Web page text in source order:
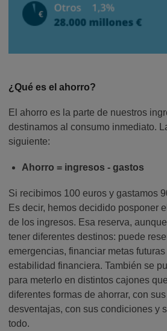
¿Qué es el ahorro?
El ahorro es la parte de nuestros
destinamos al consumo inmediato.
siguiente:
Ahorro = ingresos - gastos
Si recibimos 100 euros y gastamos
Es decir, hemos decidido posponer
de los ingresos. Esa reserva,
tener diferentes destinos: puede
emergencias, financiar metas
estabilidad financiera. También se
para meterlo en distintos cajones
diferentes formas de ahorrar, con
desventajas, con sus condiciones y
todo.